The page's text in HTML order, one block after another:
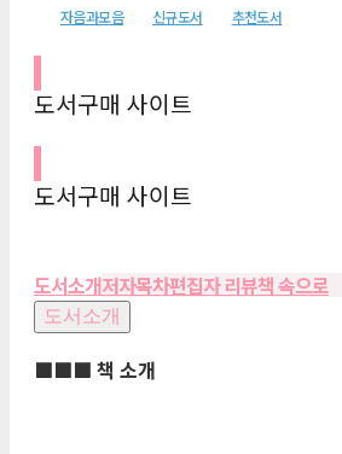
자음과모음
신규도서 추천도서
도서구매 사이트
도서구매 사이트
도서소개저자목차편집자 리뷰책 속으로
도서소개
■■■ 책 소개